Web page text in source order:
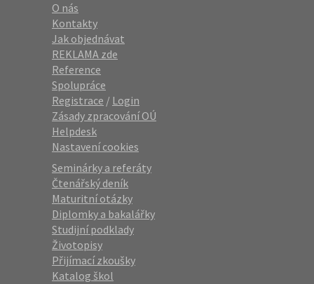
O nás
Kontakty
Jak objednávat
REKLAMA zde
Reference
Spolupráce
Registrace / Login
Zásady zpracování OÚ
Helpdesk
Nastavení cookies
Seminárky a referáty
Čtenářský deník
Maturitní otázky
Diplomky a bakalářky
Studijní podklady
Životopisy
Přijímací zkoušky
Katalog škol